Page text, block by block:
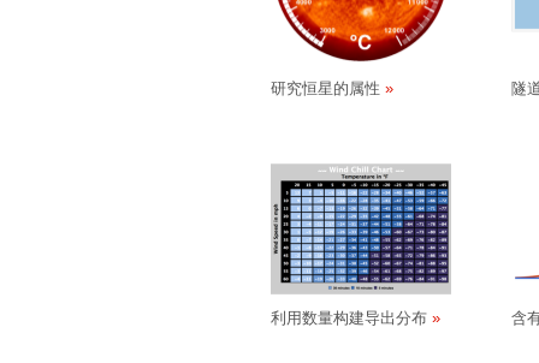
研究恒星的属性 隧
利用数量构建导出分布 含